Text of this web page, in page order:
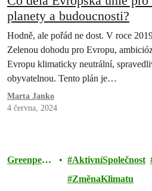
planety a budoucnosti?
Hodně, ale pořád ne dost. V roce
Zelenou dohodu pro Evropu,
Evropu klimaticky neutrální,
obyvatelnou. Tento plán je…
Marta Janko
4 června, 2024
Greenpeac
AktivníSpolečnost
ZměnaKlimatu